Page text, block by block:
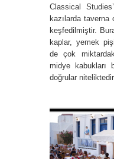
Classical
kazılarda
keşfedilmiştir.
kaplar, yemek
de çok
midye kabukları
doğrular